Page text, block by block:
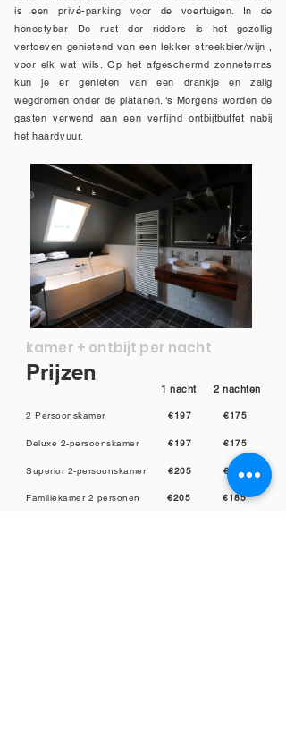
is een privé-parking voor de voertuigen. In de
honestybar De rust der ridders is het gezellig
vertoeven genietend van een lekker streekbier/wijn ,
voor elk wat wils. Op het afgeschermd zonneterras
kun je er genieten van een drankje en zalig
wegdromen onder de platanen. ‘s Morgens worden de
gasten verwend aan een verfijnd ontbijtbuffet nabij
het haardvuur.
kamer + ontbijt per nacht
Prijzen
1 nacht 2 nachten
2 Persoonskamer €197 €175
Deluxe 2-persoonskamer €197
Superior 2-persoonskamer
Familiekamer 2 personen
€205
€205
€175
€185
€185